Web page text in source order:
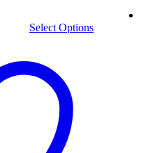
Select Options